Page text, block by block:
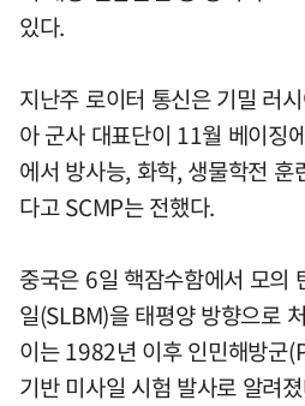
있다.
지난주 로이터 통신은 기밀 러
아 군사 대표단이 11월 베이징
에서 방사능, 화학, 생물학전 훈
다고 SCMP는 전했다.
중국은 6일 핵잠수함에서 모의
일(SLBM)을 태평양 방향으로
이는 1982년 이후 인민해방군
기반 미사일 시험 발사로 알려